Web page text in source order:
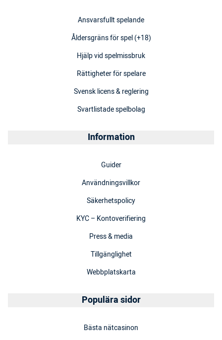
Ansvarsfullt spelande
Åldersgräns för spel (+18)
Hjälp vid spelmissbruk
Rättigheter för spelare
Svensk licens & reglering
Svartlistade spelbolag
Information
Guider
Användningsvillkor
Säkerhetspolicy
KYC – Kontoverifiering
Press & media
Tillgänglighet
Webbplatskarta
Populära sidor
Bästa nätcasinon